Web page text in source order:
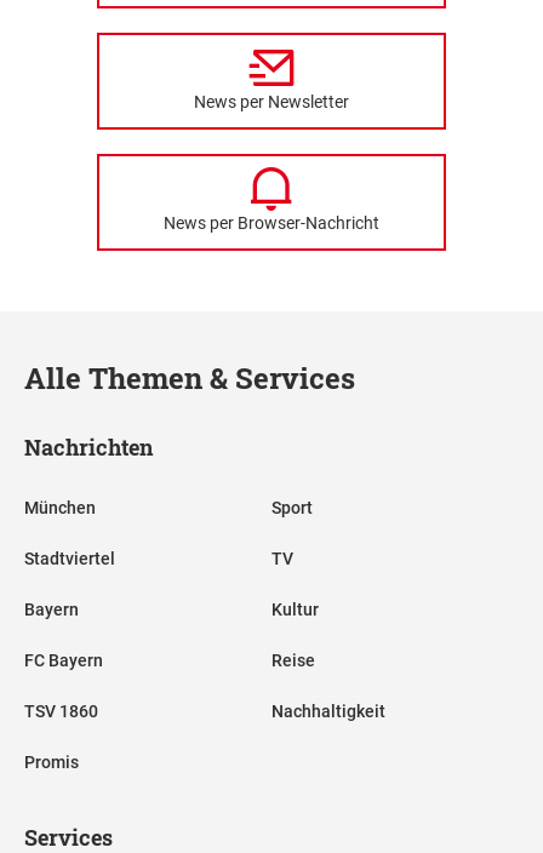
News per Newsletter
News per Browser-Nachricht
Alle Themen & Services
Nachrichten
München
Stadtviertel
Bayern
FC Bayern
TSV 1860
Promis
Sport
TV
Kultur
Reise
Nachhaltigkeit
Services